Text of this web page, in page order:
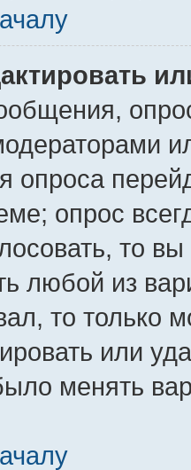
опроса
опрос
то
любой из
то только
или
менять